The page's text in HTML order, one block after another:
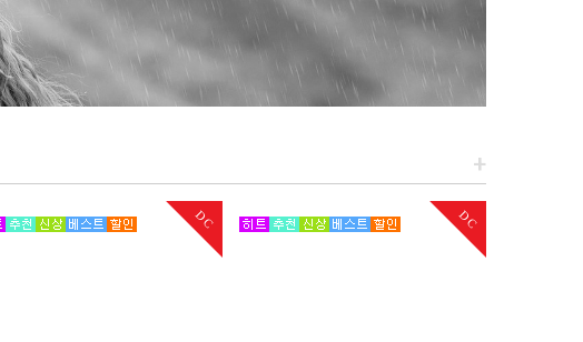
+
DC DC